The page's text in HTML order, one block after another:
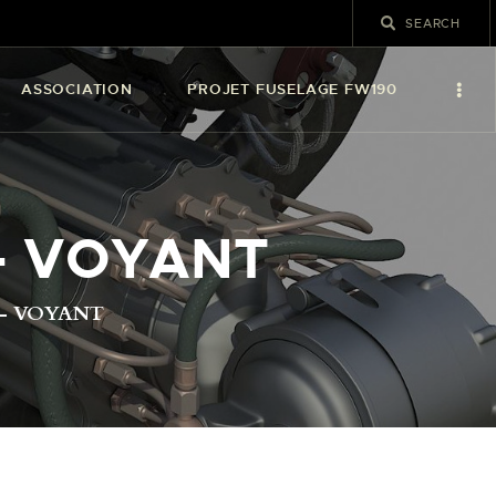
ASSOCIATION PROJET FUSELAGE FW190
VOYANT
VOYANT